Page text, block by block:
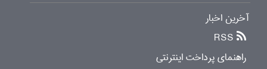
آخرین اخبار
RSS
راهنمای پرداخت اینترنتی